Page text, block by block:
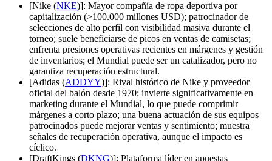
[Nike (NKE)]: Mayor compañía de ropa deportiva por
capitalización (>100.000 millones USD); patrocinador de
selecciones de alto perfil con visibilidad masiva durante el
torneo; suele beneficiarse de picos en ventas de camisetas;
enfrenta presiones operativas recientes en márgenes y gestión
de inventarios; el Mundial puede ser un catalizador, pero no
garantiza recuperación estructural.
[Adidas (ADDYY)]: Rival histórico de Nike y proveedor
oficial del balón desde 1970; invierte significativamente en
marketing durante el Mundial, lo que puede comprimir
márgenes a corto plazo; una buena actuación de sus equipos
patrocinados puede mejorar ventas y sentimiento; muestra
señales de recuperación operativa, aunque el impacto es
cíclico.
[DraftKings (DKNG)]: Plataforma líder en apuestas